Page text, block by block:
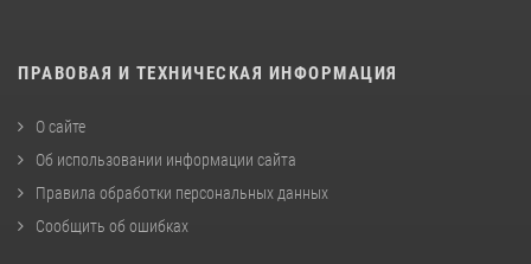
ПРАВОВАЯ И ТЕХНИЧЕСКАЯ ИНФОРМАЦИЯ
О сайте
Об использовании информации сайта
Правила обработки персональных данных
Сообщить об ошибках